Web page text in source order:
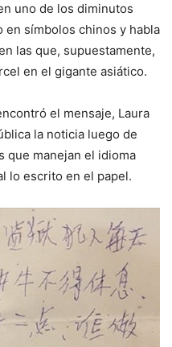
uno de los diminutos
símbolos chinos y habla
las que, supuestamente,
en el gigante asiático.
el mensaje, Laura
la noticia luego de
que manejan el idioma
lo escrito en el papel.